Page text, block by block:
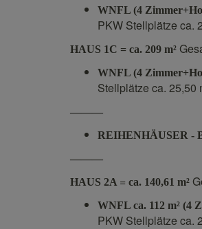
WNFL (4
PKW Stellplätze ca.
HAUS 1C = ca. 209 m²
WNFL (4
Stellplätze ca. 25,50
———
REIHENHÄUSER -
———
HAUS 2A = ca. 140,61 m²
WNFL ca. 112 m² (4
PKW Stellplätze ca.